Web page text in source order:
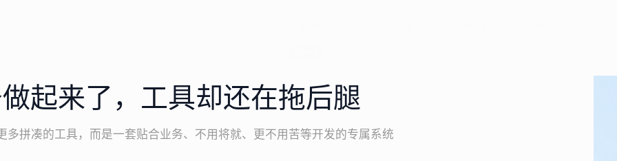
起来了，工具却还在拖后腿
多拼凑的工具，而是一套贴合业务、不用将就、更不用苦等开发的专属系统